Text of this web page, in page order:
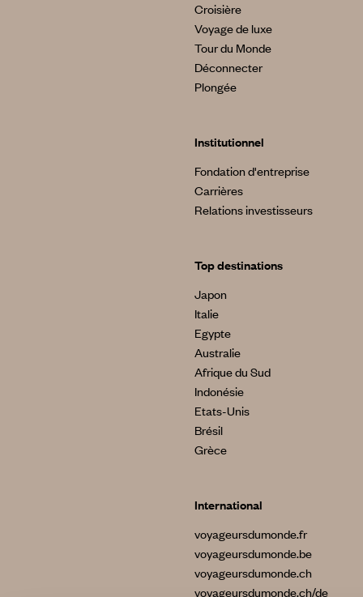
Croisière
Voyage de luxe
Tour du Monde
Déconnecter
Plongée
Institutionnel
Fondation d'entreprise
Carrières
Relations investisseurs
Top destinations
Japon
Italie
Egypte
Australie
Afrique du Sud
Indonésie
Etats-Unis
Brésil
Grèce
International
voyageursdumonde.fr
voyageursdumonde.be
voyageursdumonde.ch
voyageursdumonde.ch/de